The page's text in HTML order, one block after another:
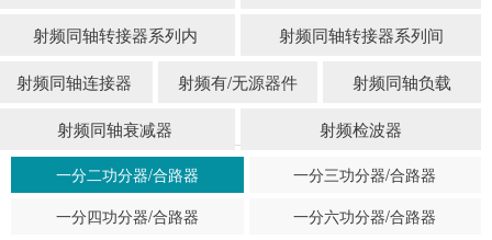
射频同轴转接器系列内 射频同轴转接器系列间
射频同轴连接器 射频有/无源器件 射频同轴负载
射频同轴衰减器 射频检波器
一分二功分器/合路器
一分三功分器/合路器
一分四功分器/合路器
一分六功分器/合路器